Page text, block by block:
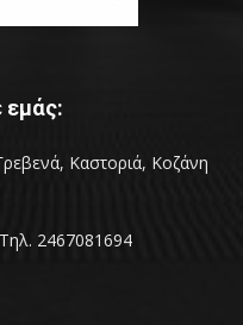
εμάς:
Καστοριά, Κοζάνη
Τηλ. 2467081694